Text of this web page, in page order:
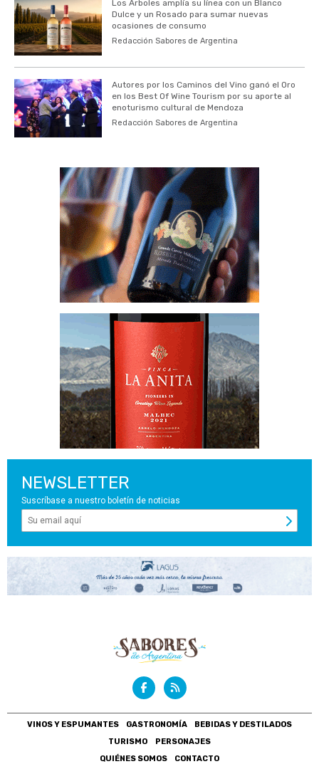
Los Árboles amplía su línea con un Blanco
Dulce y un Rosado para sumar nuevas
ocasiones de consumo
Redacción Sabores de Argentina
Autores por los Caminos del Vino ganó el Oro
en los Best Of Wine Tourism por su aporte al
enoturismo cultural de Mendoza
Redacción Sabores de Argentina
NEWSLETTER
Suscríbase a nuestro boletín de noticias
VINOS Y ESPUMANTES GASTRONOMÍA
BEBIDAS Y DESTILADOS
TURISMO
PERSONAJES
QUIÉNES SOMOS
CONTACTO